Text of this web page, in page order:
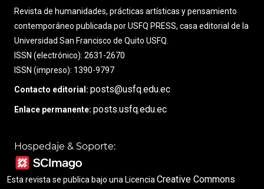
Revista de humanidades, prácticas artísticas y pensamiento
contemporáneo publicada por USFQ PRESS, casa editorial de la
Universidad San Francisco de Quito USFQ.
ISSN (electrónico): 2631-2670
ISSN (impreso): 1390-9797
Contacto editorial: posts@usfq.edu.ec
Enlace permanente: posts.usfq.edu.ec
Hospedaje & Soporte:
Esta revista se publica bajo una Licencia Creative Commons